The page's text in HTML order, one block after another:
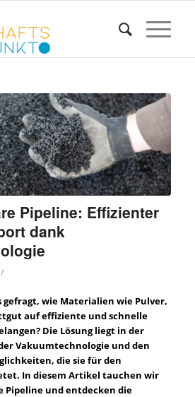
Pipeline: Effizienter
dank
/
gefragt, wie Materialien wie Pulver,
auf effiziente und schnelle
Die Lösung liegt in der
Vakuumtechnologie und den
die sie für den
In diesem Artikel tauchen wir
Pipeline und entdecken die